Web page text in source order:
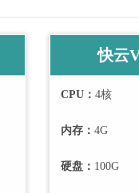
快云
CPU： 4核
内存： 4G
硬盘： 100G